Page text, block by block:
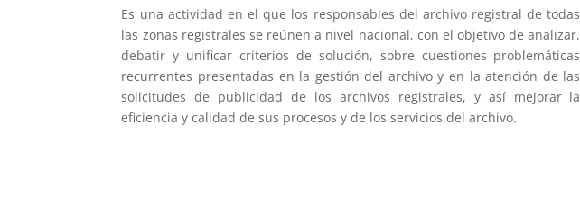
Es una actividad en el que los responsables del archivo registral de todas
las zonas registrales se reúnen a nivel nacional, con el objetivo de analizar,
debatir y unificar criterios de solución, sobre cuestiones problemáticas
recurrentes presentadas en la gestión del archivo y en la atención de las
solicitudes de publicidad de los archivos registrales, y así mejorar la
eficiencia y calidad de sus procesos y de los servicios del archivo.